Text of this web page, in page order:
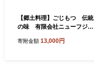
【郷土料理】ごじもつ 伝統
の味 有限会社ニューフジサ
寄附金額 13,000円